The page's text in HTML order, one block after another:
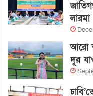
লারমা
আরো
দূর